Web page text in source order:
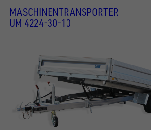
MASCHINENTRANSPORTER
UM 4224-30-10